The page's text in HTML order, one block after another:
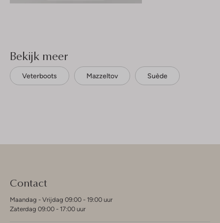
Bekijk meer
Veterboots Mazzeltov Suède
Contact
Maandag - Vrijdag 09:00 - 19:00 uur
Zaterdag 09:00 - 17:00 uur